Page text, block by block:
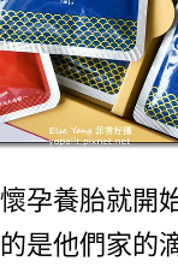
孕養胎就開
是他們家的